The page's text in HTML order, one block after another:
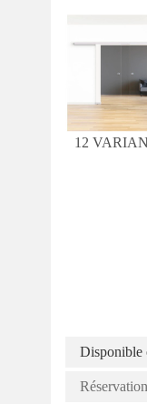
12
Disponible